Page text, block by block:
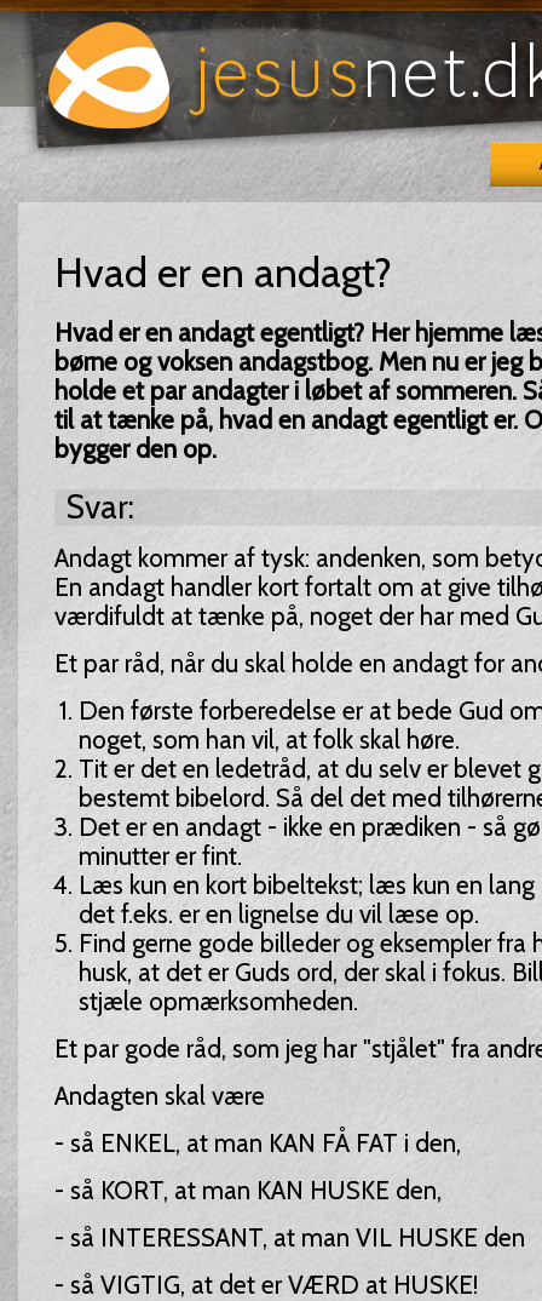
Hvad er en andagt?
Hvad er en andagt egentligt? Her hjemme
børne og voksen andagstbog. Men nu er jeg
holde et par andagter i løbet af sommeren.
til at tænke på, hvad en andagt egentligt er.
bygger den op.
Svar:
Andagt kommer af tysk: andenken, som
En andagt handler kort fortalt om at give
værdifuldt at tænke på, noget der har med
Et par råd, når du skal holde en andagt for
Den første forberedelse er at bede Gud
noget, som han vil, at folk skal høre.
Tit er det en ledetråd, at du selv er blevet
bestemt bibelord. Så del det med
Det er en andagt - ikke en prædiken - så
minutter er fint.
Læs kun en kort bibeltekst; læs kun en lang
det f.eks. er en lignelse du vil læse op.
Find gerne gode billeder og eksempler fra
husk, at det er Guds ord, der skal i fokus.
stjæle opmærksomheden.
Et par gode råd, som jeg har "stjålet" fra
Andagten skal være
- så ENKEL, at man KAN FÅ FAT i den,
- så KORT, at man KAN HUSKE den,
- så INTERESSANT, at man VIL HUSKE den
- så VIGTIG, at det er VÆRD at HUSKE!